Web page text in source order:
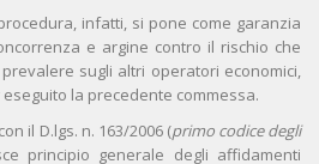
infatti, si pone come garanzia
e argine contro il rischio che
sugli altri operatori economici,
la precedente commessa.
il D.lgs. n. 163/2006 (primo codice degli
principio generale degli affidamenti